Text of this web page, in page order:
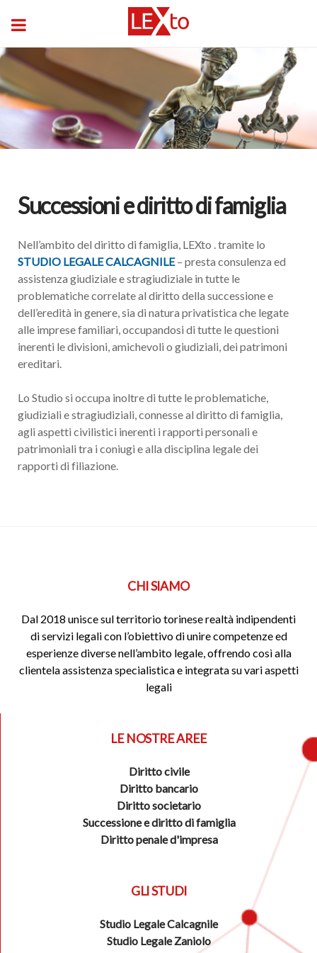
Successioni e diritto di famiglia
Nell’ambito del diritto di famiglia, LEXto . tramite lo
STUDIO LEGALE CALCAGNILE– presta consulenza ed
assistenza giudiziale e stragiudiziale in tutte le
problematiche correlate al diritto della successione e
dell’eredità in genere, sia di natura privatistica che legate
alle imprese familiari, occupandosi di tutte le questioni
inerenti le divisioni, amichevoli o giudiziali, dei patrimoni
ereditari.
Lo Studio si occupa inoltre di tutte le problematiche,
giudiziali e stragiudiziali, connesse al diritto di famiglia,
agli aspetti civilistici inerenti i rapporti personali e
patrimoniali tra i coniugi e alla disciplina legale dei
rapporti di filiazione.
CHI SIAMO
Dal 2018 unisce sul territorio torinese realtà indipendenti
di servizi legali con l’obiettivo di unire competenze ed
esperienze diverse nell’ambito legale, offrendo così alla
clientela assistenza specialistica e integrata su vari aspetti
legali
LE NOSTRE AREE
Diritto civile
Diritto bancario
Diritto societario
Successione e diritto di famiglia
Diritto penale d'impresa
GLI STUDI
Studio Legale Calcagnile
Studio Legale Zaniolo